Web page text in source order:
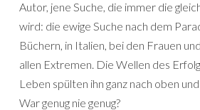
Autor, jene Suche, die immer die
wird: die ewige Suche nach dem
Büchern, in Italien, bei den Frauen
allen Extremen. Die Wellen des
Leben spülten ihn ganz nach oben
War genug nie genug?